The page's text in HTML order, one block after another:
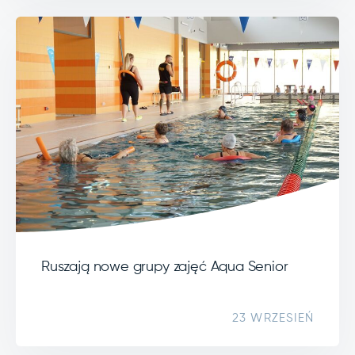
Ruszają nowe grupy zajęć Aqua Senior
23 WRZESIEŃ